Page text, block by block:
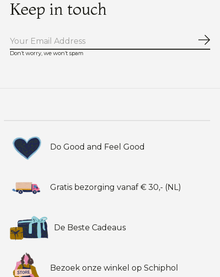
Keep in touch
Don’t worry, we won’t spam
Do Good and Feel Good
Gratis bezorging vanaf € 30,- (NL)
De Beste Cadeaus
Bezoek onze winkel op Schiphol